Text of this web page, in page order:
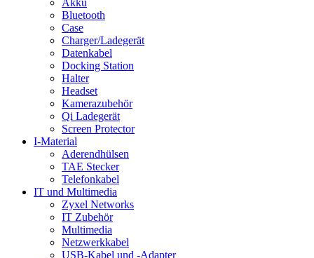
Bluetooth
Case
Charger/Ladegerät
Datenkabel
Docking Station
Halter
Headset
Kamerazubehör
Qi Ladegerät
Screen Protector
I-Material
Aderendhülsen
TAE Stecker
Telefonkabel
IT und Multimedia
Zyxel Networks
IT Zubehör
Multimedia
Netzwerkkabel
USB-Kabel und -Adapter